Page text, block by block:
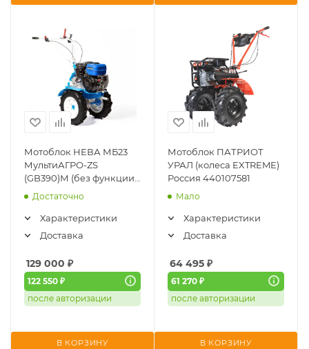
Мотоблок НЕВА МБ23
МультиАГРО-ZS
(GB390)М (без функции
разблокировки колес)
Достаточно
Характеристики
Доставка
129 000 ₽
122 550 ₽
после авторизации
В КОРЗИНУ
Мотоблок ПАТРИОТ
УРАЛ (колеса EXTREME)
Россия 440107581
Мало
Характеристики
Доставка
64 495 ₽
61 270 ₽
после авторизации
В КОРЗИНУ